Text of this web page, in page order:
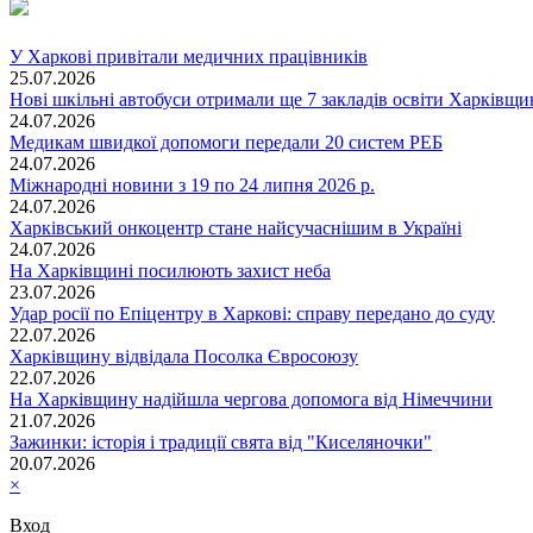
У Харкові привітали медичних працівників
25.07.2026
Нові шкільні автобуси отримали ще 7 закладів освіти
24.07.2026
Медикам швидкої допомоги передали 20 систем РЕБ
24.07.2026
Міжнародні новини з 19 по 24 липня 2026 р.
24.07.2026
Харківський онкоцентр стане найсучаснішим в Україні
24.07.2026
На Харківщині посилюють захист неба
23.07.2026
Удар росії по Епіцентру в Харкові: справу передано до суду
22.07.2026
Харківщину відвідала Посолка Євросоюзу
22.07.2026
На Харківщину надійшла чергова допомога від Німеччини
21.07.2026
Зажинки: історія і традиції свята від "Киселяночки"
20.07.2026
×
Вход